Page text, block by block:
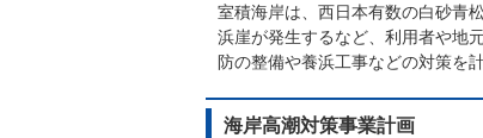
室積海岸は、西日本有数の白砂青
浜崖が発生するなど、利用者や地
防の整備や養浜工事などの対策を
海岸高潮対策事業計画